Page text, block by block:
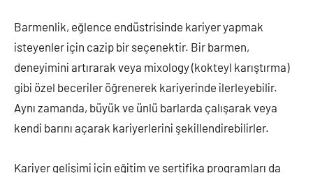
Barmenlik, eğlence endüstrisinde kariyer yapmak
isteyenler için cazip bir seçenektir. Bir barmen,
deneyimini artırarak veya mixology (kokteyl karıştırma)
gibi özel beceriler öğrenerek kariyerinde ilerleyebilir.
Aynı zamanda, büyük ve ünlü barlarda çalışarak veya
kendi barını açarak kariyerlerini şekillendirebilirler.
Kariyer gelişimi için eğitim ve sertifika programları da